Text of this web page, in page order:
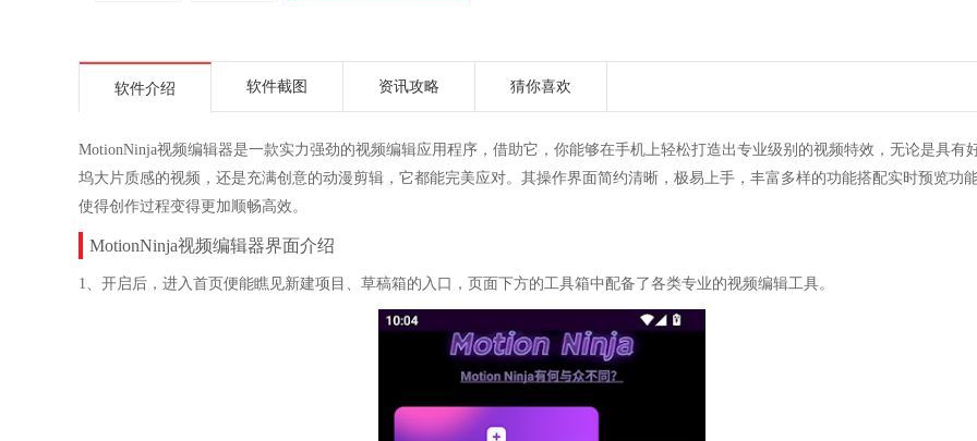
软件介绍 软件截图 资讯攻略 猜你喜欢
MotionNinja视频编辑器是一款实力强劲的视频编辑应用程序，借助它，你能够在手机上轻松打造出专业级别的视频特效，无论是具有
坞大片质感的视频，还是充满创意的动漫剪辑，它都能完美应对。其操作界面简约清晰，极易上手，丰富多样的功能搭配实时预览功
使得创作过程变得更加顺畅高效。
MotionNinja视频编辑器界面介绍
1、开启后，进入首页便能瞧见新建项目、草稿箱的入口，页面下方的工具箱中配备了各类专业的视频编辑工具。